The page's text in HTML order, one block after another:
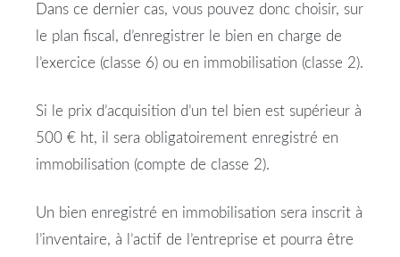
Dans ce dernier cas, vous pouvez donc choisir, sur
le plan fiscal, d’enregistrer le bien en charge de
l’exercice (classe 6) ou en immobilisation (classe 2).
Si le prix d’acquisition d’un tel bien est supérieur à
500 € ht, il sera obligatoirement enregistré en
immobilisation (compte de classe 2).
Un bien enregistré en immobilisation sera inscrit à
l’inventaire, à l’actif de l’entreprise et pourra être